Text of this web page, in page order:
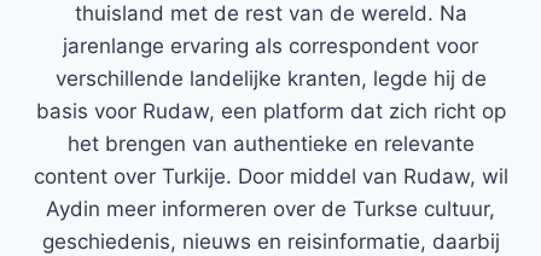
thuisland met de rest van de wereld. Na
jarenlange ervaring als correspondent voor
verschillende landelijke kranten, legde hij de
basis voor Rudaw, een platform dat zich richt op
het brengen van authentieke en relevante
content over Turkije. Door middel van Rudaw, wil
Aydin meer informeren over de Turkse cultuur,
geschiedenis, nieuws en reisinformatie, daarbij